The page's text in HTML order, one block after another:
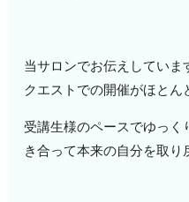
当サロンでお伝えしていま
クエストでの開催がほとん
受講生様のペースでゆっく
き合って本来の自分を取